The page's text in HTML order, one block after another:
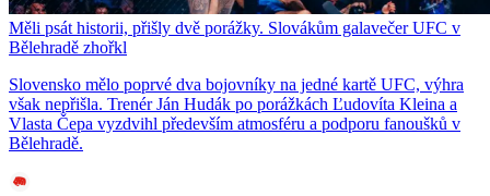
Měli psát historii, přišly dvě porážky. Slovákům galavečer UFC v
Bělehradě zhořkl
Slovensko mělo poprvé dva bojovníky na jedné kartě UFC, výhra
však nepřišla. Trenér Ján Hudák po porážkách Ľudovíta Kleina a
Vlasta Čepa vyzdvihl především atmosféru a podporu fanoušků v
Bělehradě.